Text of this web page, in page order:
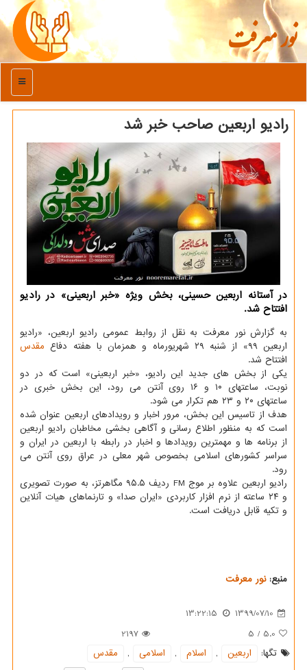
نور معرفت
منو
رادیو اربعین صاحب خبر شد
در آستانه اربعین حسینی، بخش ویژه «خبر اربعینی» در رادیو
افتتاح شد.
به گزارش نور معرفت به نقل از روابط عمومی رادیو اربعین، «رادیو
اربعین ۹۹» از شنبه ۲۹ شهریورماه و همزمان با هفته دفاع
مقدس
افتتاح شد.
یکی از بخش های جدید این رادیو، «خبر اربعینی» است که در دو
نوبت، ساعتهای ۱۰ و ۱۶ روی آنتن می رود، این بخش خبری در
ساعتهای ۲۰ و ۲۳ هم تکرار می شود.
هدف از تاسیس این بخش، مرور اخبار و رویدادهای اربعین عنوان شده
است که به منظور اطلاع رسانی و آگاهی بخشی مخاطبان رادیو اربعین
از برنامه ها و مهمترین رویدادها و اخبار در رابطه با اربعین در ایران و
سراسر کشورهای اسلامی بخصوص شهر معلی در عراق روی آنتن می
رود.
رادیو اربعین علاوه بر موج FM ردیف ۹۵.۵ مگاهرتز، به صورت تصویری
و ۲۴ ساعته از نرم افزار کاربردی «ایران صدا» و تارنماهای هیات آنلاین
و تکیه قابل دریافت است.
منبع:نور معرفت
1399/07/10
13:22:15
5.0
/
5
2197
تگها:
اربعین , اسلام , اسلامی ,
مقدس